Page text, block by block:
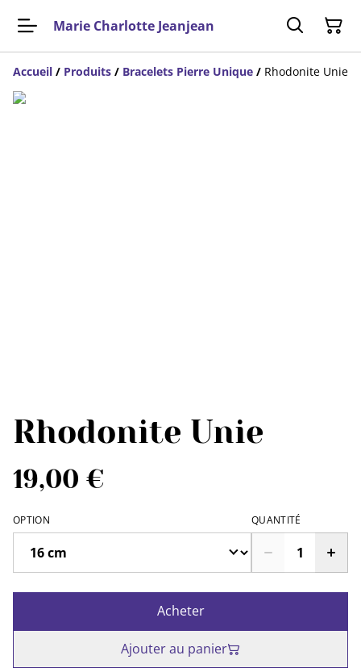
Marie Charlotte Jeanjean
Accueil / Produits / Bracelets Pierre Unique / Rhodonite Unie
Rhodonite Unie
19,00 €
OPTION QUANTITÉ
Acheter
Ajouter au panier